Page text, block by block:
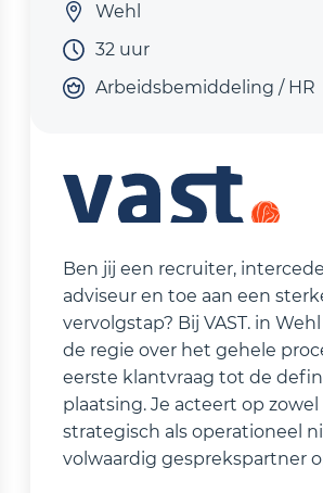
Wehl
32 uur
Arbeidsbemiddeling / HR
Ben jij een recruiter,
adviseur en toe aan een
vervolgstap? Bij VAST. in
de regie over het gehele
eerste klantvraag tot de
plaatsing. Je acteert op zowel
strategisch als operationeel
volwaardig gesprekspartner